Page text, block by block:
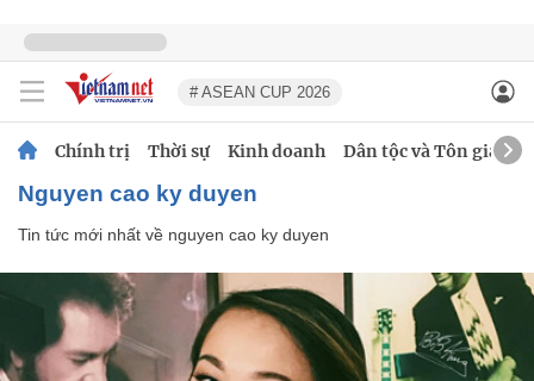
# ASEAN CUP 2026
Chính trị Thời sự Kinh doanh Dân tộc và Tôn giáo
nguyen cao ky duyen
Tin tức mới nhất về nguyen cao ky duyen